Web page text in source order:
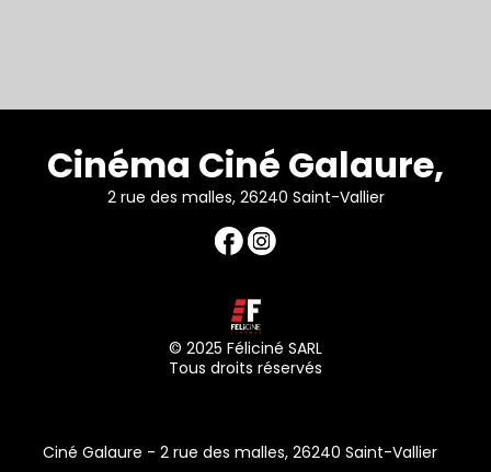
Cinéma Ciné Galaure,
2 rue des malles, 26240 Saint-Vallier
© 2025 Féliciné SARL
Tous droits réservés
Ciné Galaure - 2 rue des malles, 26240 Saint-Vallier